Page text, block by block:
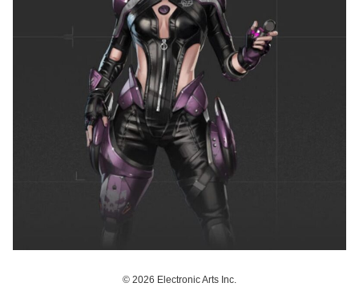
© 2026 Electronic Arts Inc.